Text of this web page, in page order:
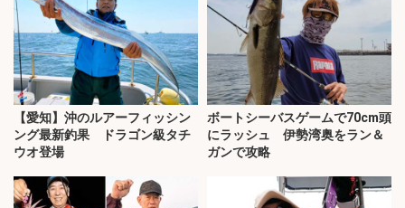
【愛知】沖のルアーフィッシン
ング最新釣果 ドラゴン級タチ
ウオ登場
ボートシーバスゲームで70cm頭
にラッシュ 伊勢湾奥をラン＆
ガンで攻略